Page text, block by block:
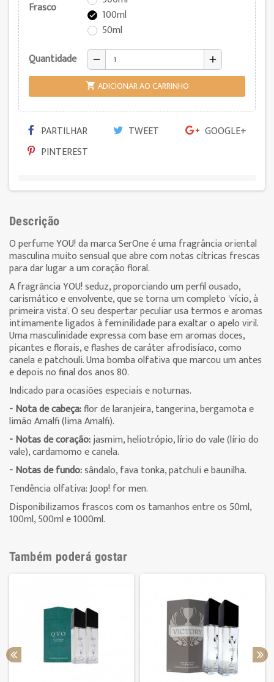
Frasco 
100ml
50ml
Quantidade
remove add
 ADICIONAR AO CARRINHO
PARTILHAR TWEET
GOOGLE+
PINTEREST
Descrição
O perfume YOU! da marca SerOne é uma fragrância oriental
masculina muito sensual que abre com notas cítricas frescas
para dar lugar a um coração floral.
A fragrãncia YOU! seduz, proporciando um perfil ousado,
carismático e envolvente, que se torna um completo 'vício, à
primeira vista'. O seu despertar peculiar usa termos e aromas
intimamente ligados à feminilidade para exaltar o apelo viril.
Uma masculinidade expressa com base em aromas doces,
picantes e florais, e flashes de caráter afrodisíaco, como
canela e patchouli. Uma bomba olfativa que marcou um antes
e depois no final dos anos 80.
Indicado para ocasiões especiais e noturnas.
- Nota de cabeça:flor de laranjeira, tangerina, bergamota e
limão Amalfi (lima Amalfi).
- Notas de coração:jasmim, heliotrópio, lírio do vale (lírio do
vale), cardamomo e canela.
- Notas de fundo:sândalo, fava tonka, patchuli e baunilha.
Tendência olfativa: Joop! for men.
Disponibilizamos frascos com os tamanhos entre os 50ml,
100ml, 500ml e 1000ml.
Também poderá gostar